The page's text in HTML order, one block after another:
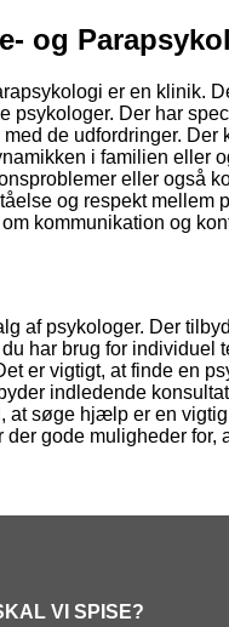
og
er en klinik.
psykologer. Der har
med de udfordringer.
i familien eller
eller også
og respekt mellem
kommunikation og
af psykologer. Der
har brug for individuel
er vigtigt, at finde en
indledende
at søge hjælp er en
der gode muligheder
VI SPISE?